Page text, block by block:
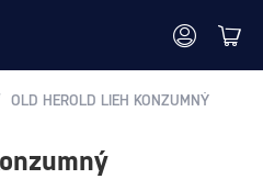
OLD HEROLD LIEH KONZUMNÝ